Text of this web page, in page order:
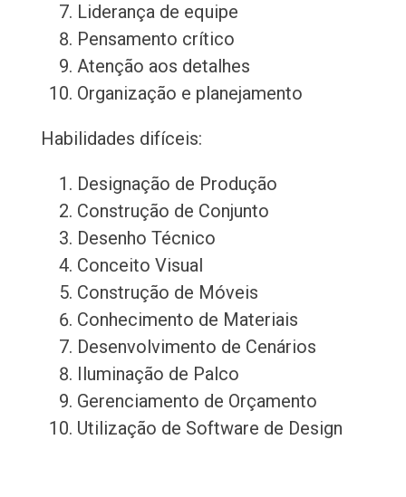
Liderança de equipe
Pensamento crítico
Atenção aos detalhes
Organização e planejamento
Habilidades difíceis:
Designação de Produção
Construção de Conjunto
Desenho Técnico
Conceito Visual
Construção de Móveis
Conhecimento de Materiais
Desenvolvimento de Cenários
Iluminação de Palco
Gerenciamento de Orçamento
Utilização de Software de Design